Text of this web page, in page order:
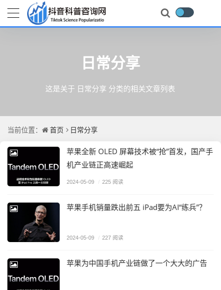
日常分享
这是关于 日常分享 分类的相关文章列表
当前位置： 首页 日常分享
苹果全新 OLED 屏幕技术被“抢”首发，国产手
机产业链正高速崛起
2024-05-09 / 225 阅读
苹果手机销量跌出前五 iPad要为AI“练兵”？
2024-05-09 / 227 阅读
苹果为中国手机产业链做了一个大大的广告